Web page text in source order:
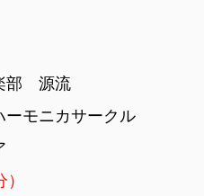
部 源流
モニカサークル